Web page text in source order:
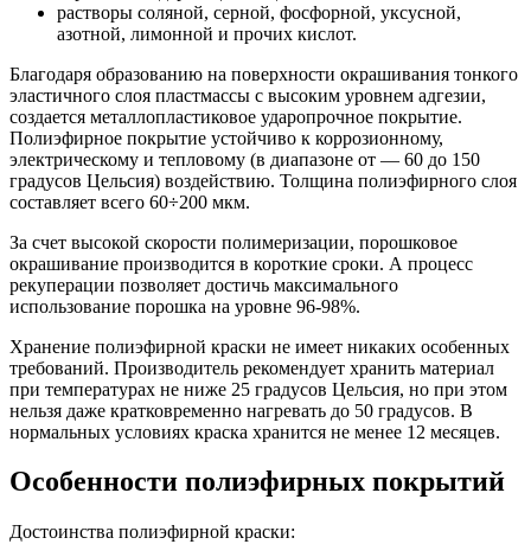
растворы соляной, серной, фосфорной, уксусной,
азотной, лимонной и прочих кислот.
Благодаря образованию на поверхности окрашивания тонкого
эластичного слоя пластмассы с высоким уровнем адгезии,
создается металлопластиковое ударопрочное покрытие.
Полиэфирное покрытие устойчиво к коррозионному,
электрическому и тепловому (в диапазоне от — 60 до 150
градусов Цельсия) воздействию. Толщина полиэфирного слоя
составляет всего 60÷200 мкм.
За счет высокой скорости полимеризации, порошковое
окрашивание производится в короткие сроки. А процесс
рекуперации позволяет достичь максимального
использование порошка на уровне 96-98%.
Хранение полиэфирной краски не имеет никаких особенных
требований. Производитель рекомендует хранить материал
при температурах не ниже 25 градусов Цельсия, но при этом
нельзя даже кратковременно нагревать до 50 градусов. В
нормальных условиях краска хранится не менее 12 месяцев.
Особенности полиэфирных покрытий
Достоинства полиэфирной краски: